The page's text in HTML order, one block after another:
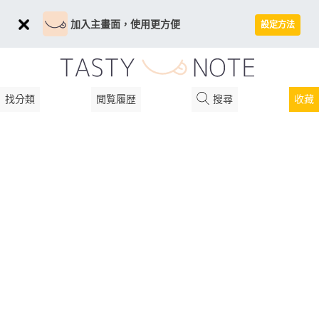
加入主畫面，使用更方便 設定方法
找分類 閲覧履歴 搜尋 收藏